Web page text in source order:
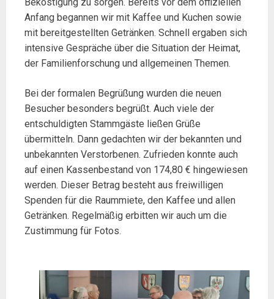
Anfang begannen wir mit Kaffee und Kuchen sowie
mit bereitgestellten Getränken. Schnell ergaben sich
intensive Gespräche über die Situation der Heimat,
der Familienforschung und allgemeinen Themen.
Bei der formalen Begrüßung wurden die neuen
Besucher besonders begrüßt. Auch viele der
entschuldigten Stammgäste ließen Grüße
übermitteln. Dann gedachten wir der bekannten und
unbekannten Verstorbenen. Zufrieden konnte auch
auf einen Kassenbestand von 174,80 € hingewiesen
werden. Dieser Betrag besteht aus freiwilligen
Spenden für die Raummiete, den Kaffee und allen
Getränken. Regelmäßig erbitten wir auch um die
Zustimmung für Fotos.